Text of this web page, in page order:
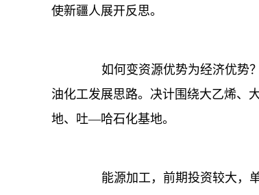
使新疆人展开反思。
如何变资源优势为经济优势？
油化工发展思路。决计围绕大乙烯、
地、吐—哈石化基地。
能源加工，前期投资较大，单